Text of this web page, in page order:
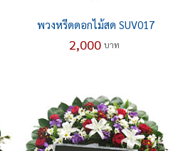
พวงหรีดดอกไม้สด SUV017
2,000 บาท